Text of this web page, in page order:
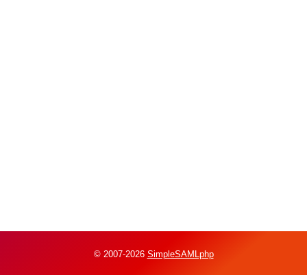
© 2007-2026 SimpleSAMLphp